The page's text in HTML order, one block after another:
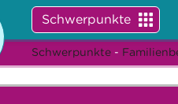
Schwerpunkte
Schwerpunkte -